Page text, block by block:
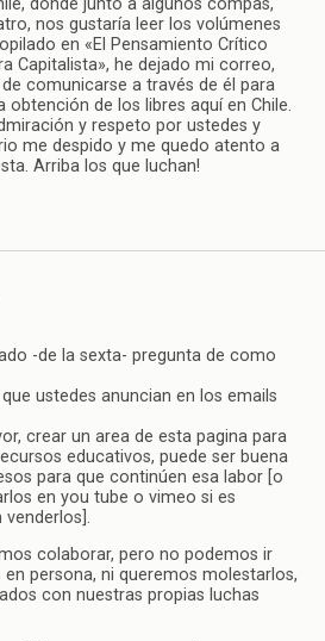
nos gustaría leer los volúmenes
en «El Pensamiento Crítico
Capitalista», he dejado mi correo,
comunicarse a través de él para
obtención de los libres aquí en Chile.
y respeto por ustedes y
me despido y me quedo atento a
Arriba los que luchan!
-de la sexta- pregunta de como
ustedes anuncian en los emails
crear un area de esta pagina para
educativos, puede ser buena
para que continúen esa labor [o
en you tube o vimeo si es
venderlos].
colaborar, pero no podemos ir
persona, ni queremos molestarlos,
con nuestras propias luchas